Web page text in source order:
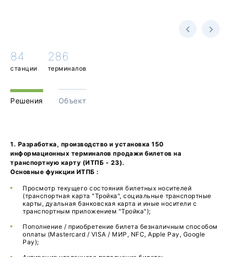
84
станции
286
терминалов
Решения Объект
1. Разработка, производство и установка 150
информационных терминалов продажи билетов на
транспортную карту (ИТПБ - 23).
Основные функции ИТПБ :
Просмотр текущего состояния билетных носителей
(транспортная карта "Тройка", социальные транспортные
карты, дуальная банковская карта и иные носители с
транспортным приложением "Тройка");
Пополнение / приобретение билета безналичным способом
оплаты (Mastercard / VISA / МИР, NFC, Apple Pay, Google
Pay);